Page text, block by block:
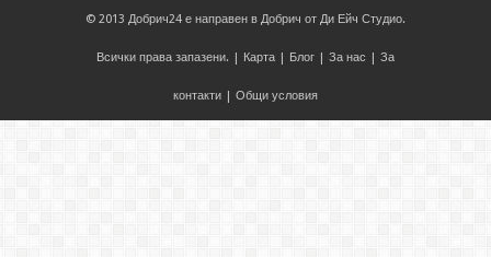
© 2013 Добрич24 е направен в Добрич от Ди Ейч Студио.
Всички права запазени. | Карта Блог За нас За
контакти Общи условия